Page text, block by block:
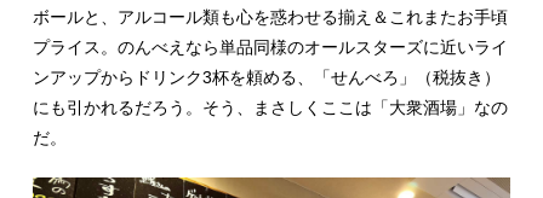
ボールと、アルコール類も心を惑わせる揃え＆これまたお手頃
プライス。のんべえなら単品同様のオールスターズに近いライ
ンアップからドリンク3杯を頼める、「せんべろ」（税抜き）
にも引かれるだろう。そう、まさしくここは「大衆酒場」なの
だ。